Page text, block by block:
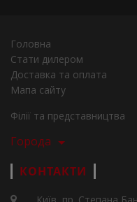
Головна
Стати дилером
Доставка та оплата
Мапа сайту
Філії та представництва
Города
КОНТАКТИ